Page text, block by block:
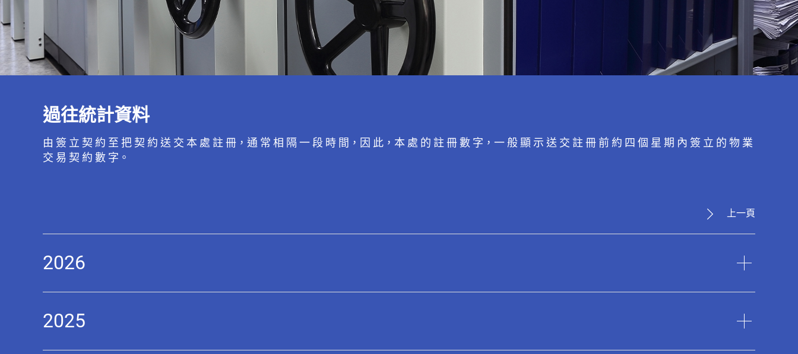
過往統計資料
由 簽 立 契 約 至 把 契 約 送 交 本 處 註 冊，通 常 相 隔 一 段 時 間，因 此，本 處 的 註 冊 數 字，一 般 顯 示 送 交 註 冊 前 約 四 個 星 期 內 簽 立 的 物 業
交 易 契 約 數 字。
上一頁
2026
2025